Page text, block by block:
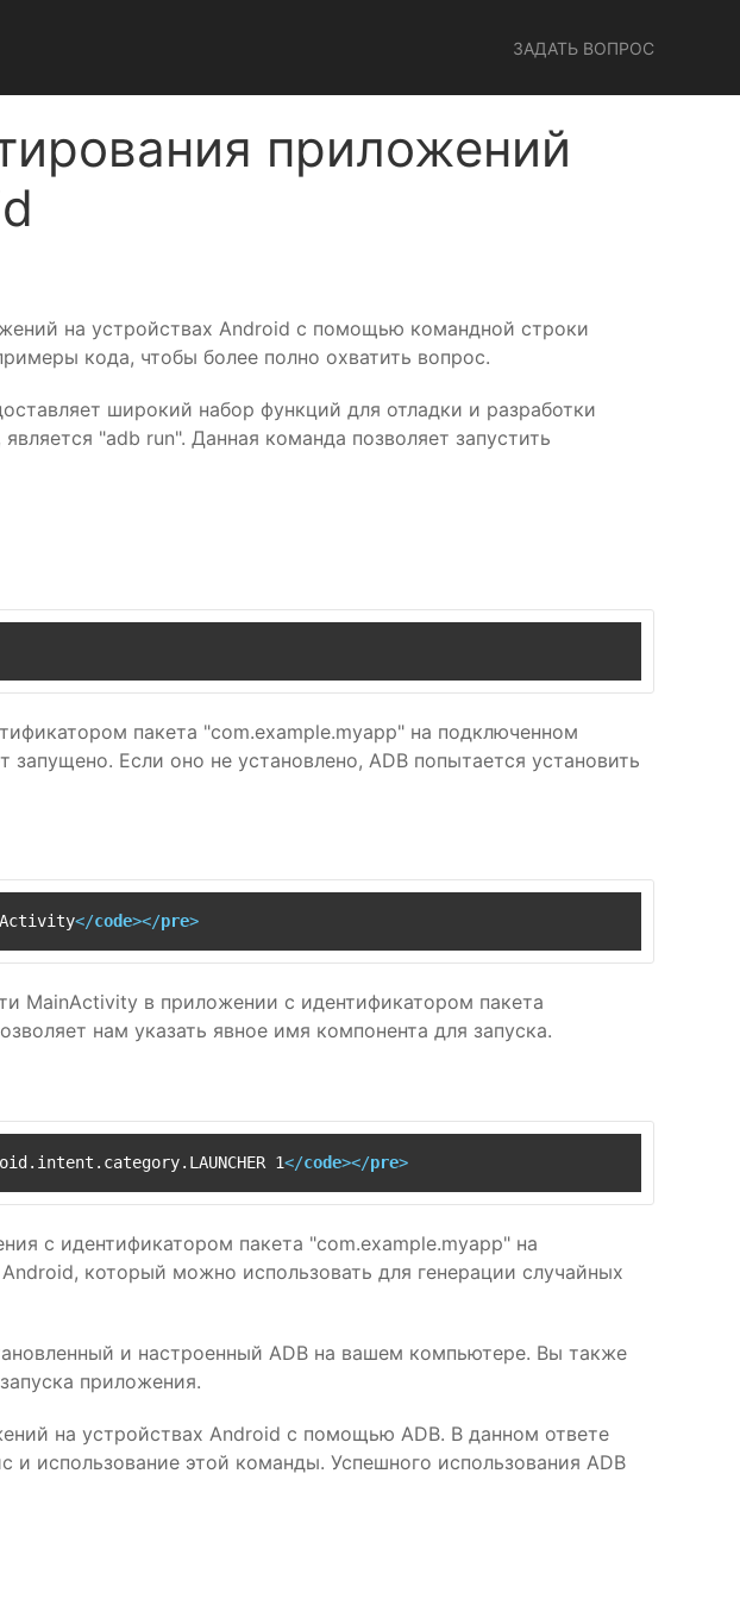
ЗАДАТЬ ВОПРОС
приложений
на устройствах Android с помощью командной строки
кода, чтобы более полно охватить вопрос.
широкий набор функций для отладки и разработки
"adb run". Данная команда позволяет запустить
пакета "com.example.myapp" на подключенном
Если оно не установлено, ADB попытается установить
</code></pre>
MainActivity в приложении с идентификатором пакета
нам указать явное имя компонента для запуска.
1</code></pre>
с идентификатором пакета "com.example.myapp" на
который можно использовать для генерации случайных
и настроенный ADB на вашем компьютере. Вы также
приложения.
на устройствах Android с помощью ADB. В данном ответе
использование этой команды. Успешного использования ADB